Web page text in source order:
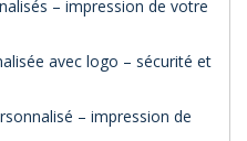
– impression de votre
avec logo – sécurité et
– impression de